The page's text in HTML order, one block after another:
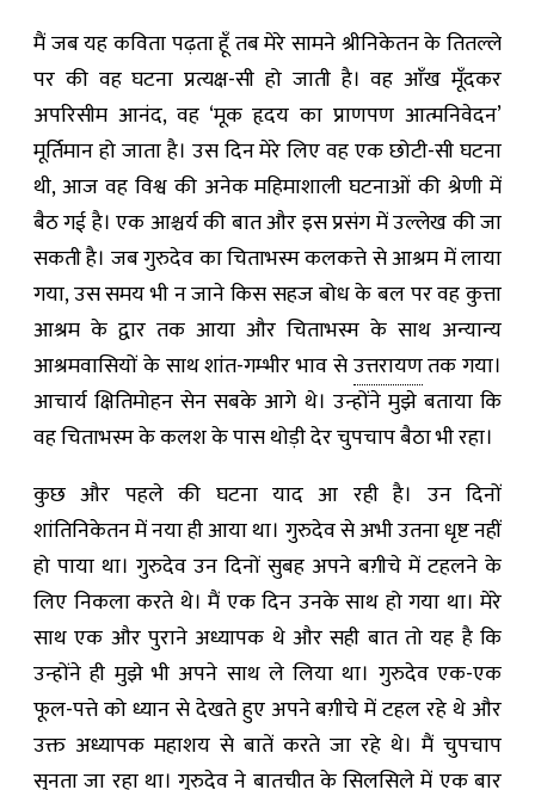
मैं जब यह कविता पढ़ता हूँ तब मेरे सामने श्रीनिकेतन के तितल्ले
पर की वह घटना प्रत्यक्ष-सी हो जाती है। वह आँख मूँदकर
अपरिसीम आनंद, वह ‘मूक हृदय का प्राणपण आत्मनिवेदन’
मूर्तिमान हो जाता है। उस दिन मेरे लिए वह एक छोटी-सी घटना
थी, आज वह विश्व की अनेक महिमाशाली घटनाओं की श्रेणी में
बैठ गई है। एक आश्चर्य की बात और इस प्रसंग में उल्लेख की जा
सकती है। जब गुरुदेव का चिताभस्म कलकत्ते से आश्रम में लाया
गया, उस समय भी न जाने किस सहज बोध के बल पर वह कुत्ता
आश्रम के द्वार तक आया और चिताभस्म के साथ अन्यान्य
आश्रमवासियों के साथ शांत-गम्भीर भाव सेउत्तरायणतक गया।
आचार्य क्षितिमोहन सेन सबके आगे थे। उन्होंने मुझे बताया कि
वह चिताभस्म के कलश के पास थोड़ी देर चुपचाप बैठा भी रहा।
कुछ और पहले की घटना याद आ रही है। उन दिनों
शांतिनिकेतन में नया ही आया था। गुरुदेव से अभी उतना धृष्ट नहीं
हो पाया था। गुरुदेव उन दिनों सुबह अपने बग़ीचे में टहलने के
लिए निकला करते थे। मैं एक दिन उनके साथ हो गया था। मेरे
साथ एक और पुराने अध्यापक थे और सही बात तो यह है कि
उन्होंने ही मुझे भी अपने साथ ले लिया था। गुरुदेव एक-एक
फूल-पत्ते को ध्यान से देखते हुए अपने बग़ीचे में टहल रहे थे और
उक्त अध्यापक महाशय से बातें करते जा रहे थे। मैं चुपचाप
सुनता जा रहा था। गुरुदेव ने बातचीत के सिलसिले में एक बार